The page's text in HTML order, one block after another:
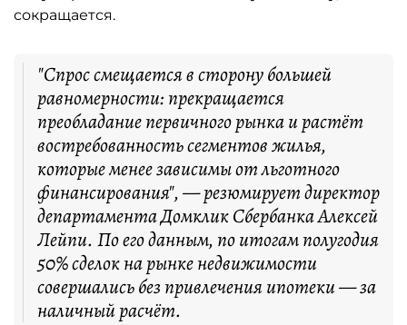
сокращается.
"Спрос смещается в сторону большей
равномерности: прекращается
преобладание первичного рынка и растёт
востребованность сегментов жилья,
которые менее зависимы от льготного
финансирования", — резюмирует директор
департамента Домклик Сбербанка Алексей
Лейпи. По его данным, по итогам полугодия
50% сделок на рынке недвижимости
совершались без привлечения ипотеки — за
наличный расчёт.